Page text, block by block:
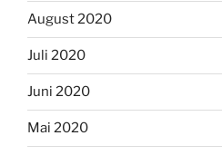
August 2020
Juli 2020
Juni 2020
Mai 2020